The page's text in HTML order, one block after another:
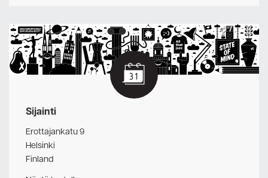
Sijainti
Erottajankatu 9
Helsinki
Finland